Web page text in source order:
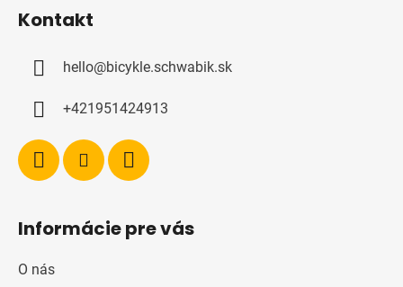
Kontakt
hello@bicykle.schwabik.sk
+421951424913
Informácie pre vás
O nás